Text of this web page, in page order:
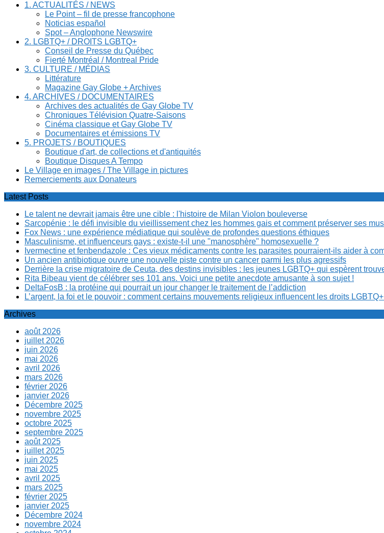
1. ACTUALITÉS / NEWS
Le Point – fil de presse francophone
Noticias español
Spot – Anglophone Newswire
2. LGBTQ+ / DROITS LGBTQ+
Conseil de Presse du Québec
Fierté Montréal / Montreal Pride
3. CULTURE / MÉDIAS
Littérature
Magazine Gay Globe + Archives
4. ARCHIVES / DOCUMENTAIRES
Archives des actualités de Gay Globe TV
Chroniques Télévision Quatre-Saisons
Cinéma classique et Gay Globe TV
Documentaires et émissions TV
5. PROJETS / BOUTIQUES
Boutique d'art, de collections et d'antiquités
Boutique Disques A Tempo
Le Village en images / The Village in pictures
Remerciements aux Donateurs
Latest Posts
Le talent ne devrait jamais être une cible : l'histoire de Milan Violon bouleverse
Sarcopénie : le défi invisible du vieillissement chez les hommes gais et comment préserver ses
Fox News : une expérience médiatique qui soulève de profondes questions éthiques
Masculinisme, et influenceurs gays : existe-t-il une "manosphère" homosexuelle ?
Ivermectine et fenbendazole : Ces vieux médicaments contre les parasites pourraient-ils aider à
Un ancien antibiotique ouvre une nouvelle piste contre un cancer parmi les plus agressifs
Derrière la crise migratoire de Ceuta, des destins invisibles : les jeunes LGBTQ+ qui espèrent
Rita Bibeau vient de célébrer ses 101 ans. Voici une petite anecdote amusante à son sujet !
DeltaFosB : la protéine qui pourrait un jour changer le traitement de l’addiction
L’argent, la foi et le pouvoir : comment certains mouvements religieux influencent les droits
Archives
août 2026
juillet 2026
juin 2026
mai 2026
avril 2026
mars 2026
février 2026
janvier 2026
Décembre 2025
novembre 2025
octobre 2025
septembre 2025
août 2025
juillet 2025
juin 2025
mai 2025
avril 2025
mars 2025
février 2025
janvier 2025
Décembre 2024
novembre 2024